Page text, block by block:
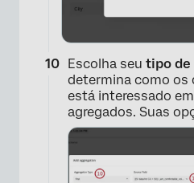
Escolha seu tipo de
determina como os
está interessado
agregados. Suas